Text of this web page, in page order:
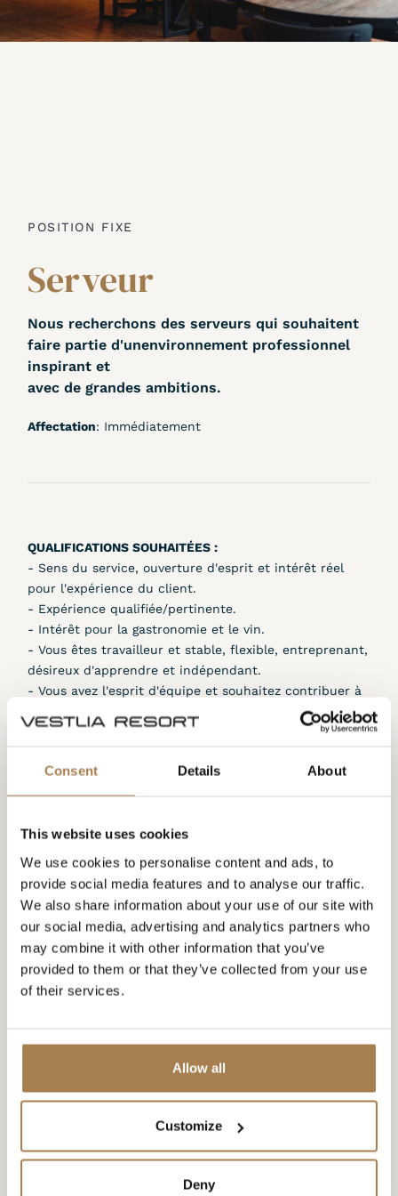
Consent Details About
This website uses cookies
We use cookies to personalise content and ads, to
provide social media features and to analyse our traffic.
We also share information about your use of our site with
our social media, advertising and analytics partners who
may combine it with other information that you’ve
provided to them or that they’ve collected from your use
of their services.
Allow all
Customize
Deny
POSITION FIXE
Serveur
Nous recherchons des serveurs qui souhaitent
faire partie d'unenvironnement professionnel
inspirant et
avec de grandes ambitions.
Affectation: Immédiatement
QUALIFICATIONS SOUHAITÉES :
- Sens du service, ouverture d'esprit et intérêt réel
pour l'expérience du client.
- Expérience qualifiée/pertinente.
- Intérêt pour la gastronomie et le vin.
- Vous êtes travailleur et stable, flexible, entreprenant,
désireux d'apprendre et indépendant.
- Vous avez l'esprit d'équipe et souhaitez contribuer à
- Vous aimez travailler dans un environnement
- Vous voulez contribuer à notre rentabilité et
maintenir la bonne réputation du centre de
- Expérience dans un poste similaire.
- Vous devez être capable de bien communiquer en
scandinave et en anglais.
NOUS OFFRONS :
- Un poste passionnant dans l'une des destinations les
plus intéressantes de Norvège
- Une opportunité de développement personnel par le
biais d'une formation au sein d'une organisation en
- Des tâches passionnantes et variées.
- Nous pouvons vous aider à trouver un logement.
Envoyez votre candidature et votre CV à l'adresse